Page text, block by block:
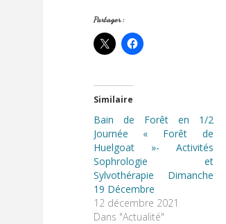
Partager :
Similaire
Bain de Forêt en 1/2
Journée « Forêt de
Huelgoat »- Activités
Sophrologie et
Sylvothérapie Dimanche
19 Décembre
12 décembre 2021
Dans "Actualité"